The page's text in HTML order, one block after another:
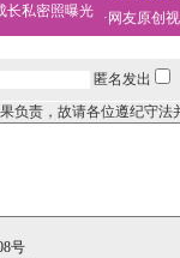
长私密照曝光
· 网友原创
匿名发出
负责，故请各位遵纪守法
号